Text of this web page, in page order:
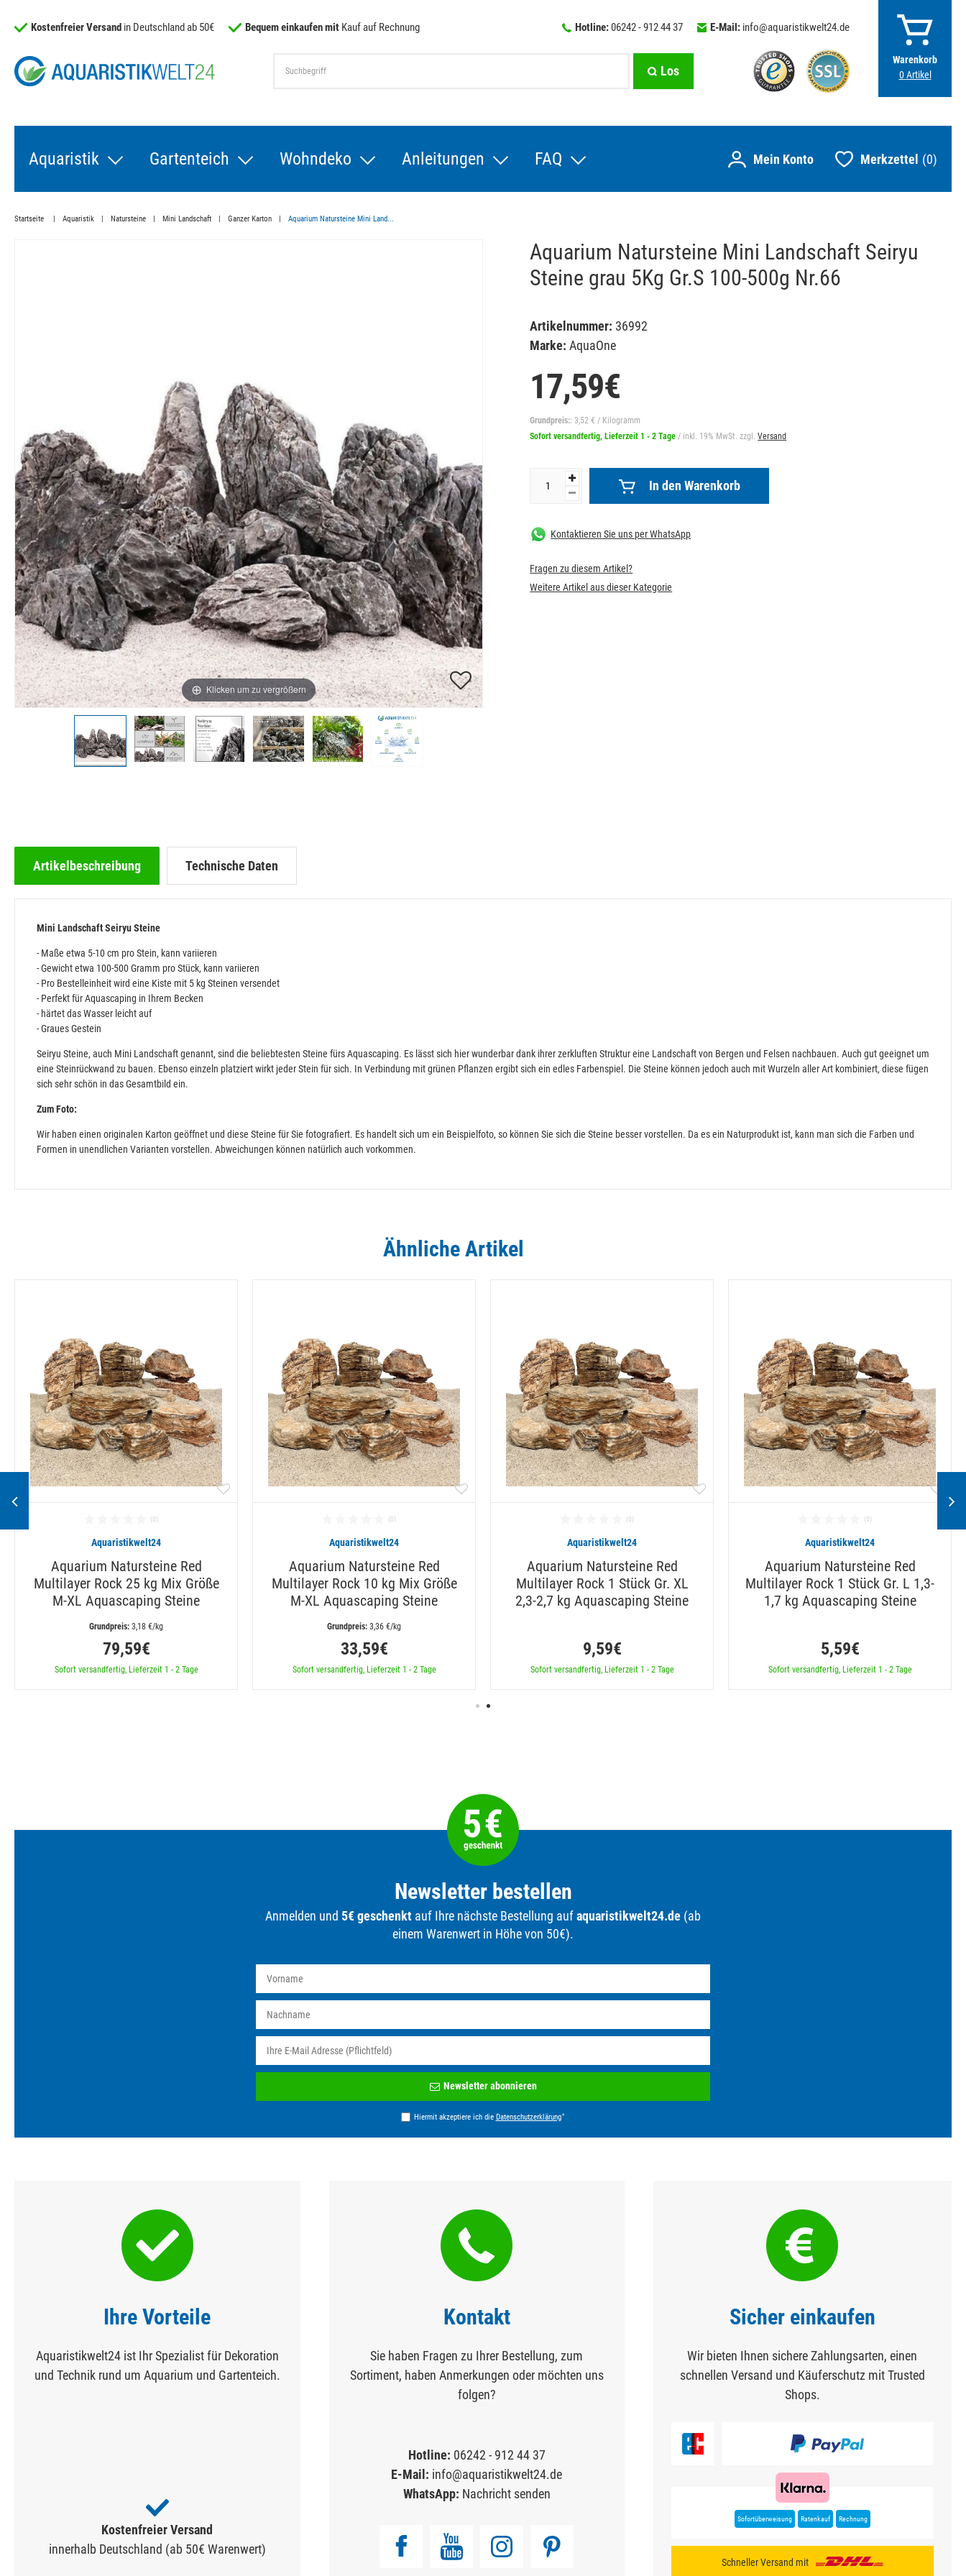
Warenkorb
0 Artikel
Kostenfreier Versand in Deutschland ab 50€ Bequem einkaufen mit Kauf auf Rechnung Hotline:06242 - 912 44 37 E-Mail: info@aquaristikwelt24.de
Los
Aquaristik Gartenteich Wohndeko Anleitungen FAQ Merkzettel 0
Startseite Aquaristik Natursteine Mini Landschaft Ganzer Karton Aquarium Natursteine Mini Land...
Klicken um zu vergrößern
Aquarium Natursteine Mini Landschaft Seiryu
Steine grau 5Kg Gr.S 100-500g Nr.66
Artikelnummer: 36992
Marke: AquaOne
17,59€
Grundpreis:: 3,52 € / Kilogramm
Sofort versandfertig, Lieferzeit 1 - 2 Tage/ inkl. 19% MwSt. zzgl.Versand
In den Warenkorb
Kontaktieren Sie uns per WhatsApp
Fragen zu diesem Artikel?
Weitere Artikel aus dieser Kategorie
Artikelbeschreibung Technische Daten
Mini Landschaft Seiryu Steine
- Maße etwa 5-10 cm pro Stein, kann variieren
- Gewicht etwa 100-500 Gramm pro Stück, kann variieren
- Pro Bestelleinheit wird eine Kiste mit 5 kg Steinen versendet
- Perfekt für Aquascaping in Ihrem Becken
- härtet das Wasser leicht auf
- Graues Gestein
Seiryu Steine, auch Mini Landschaft genannt, sind die beliebtesten Steine fürs Aquascaping. Es lässt sich hier wunderbar dank ihrer zerkluften Struktur eine Landschaft von Bergen und Felsen nachbauen. Auch gut geeignet um
eine Steinrückwand zu bauen. Ebenso einzeln platziert wirkt jeder Stein für sich. In Verbindung mit grünen Pflanzen ergibt sich ein edles Farbenspiel. Die Steine können jedoch auch mit Wurzeln aller Art kombiniert, diese fügen
sich sehr schön in das Gesamtbild ein.
Zum Foto:
Wir haben einen originalen Karton geöffnet und diese Steine für Sie fotografiert. Es handelt sich um ein Beispielfoto, so können Sie sich die Steine besser vorstellen. Da es ein Naturprodukt ist, kann man sich die Farben und
Formen in unendlichen Varianten vorstellen. Abweichungen können natürlich auch vorkommen.
Ähnliche Artikel
Aquaristikwelt24
Aquarium Natursteine Red
Multilayer Rock 25 kg Mix Größe
M-XL Aquascaping Steine
3,18 €/kg
79,59€
Sofort versandfertig, Lieferzeit 1 - 2 Tage
Aquaristikwelt24
Aquarium Natursteine Red
Multilayer Rock 10 kg Mix Größe
M-XL Aquascaping Steine
3,36 €/kg
33,59€
Sofort versandfertig, Lieferzeit 1 - 2 Tage
Aquaristikwelt24
Aquarium Natursteine Red
Multilayer Rock 1 Stück Gr. XL
2,3-2,7 kg Aquascaping Steine
9,59€
Sofort versandfertig, Lieferzeit 1 - 2 Tage
Aquaristikwelt24
Aquarium Natursteine Red
Multilayer Rock 1 Stück Gr. L 1,3-
1,7 kg Aquascaping Steine
5,59€
Sofort versandfertig, Lieferzeit 1 - 2 Tage
Newsletter bestellen
Anmelden und 5€ geschenkt auf Ihre nächste Bestellung aufaquaristikwelt24.de (ab
einem Warenwert in Höhe von 50€).
Newsletter abonnieren
Hiermit akzeptiere ich die Daten­schutz­erklärung*
Ihre Vorteile
Aquaristikwelt24 ist Ihr Spezialist für Dekoration
und Technik rund um Aquarium und Gartenteich.
Kostenfreier Versand
innerhalb Deutschland (ab 50€ Warenwert)
Kontakt
Sie haben Fragen zu Ihrer Bestellung, zum
Sortiment, haben Anmerkungen oder möchten uns
folgen?
Hotline: 06242 - 912 44 37
E-Mail: info@aquaristikwelt24.de
WhatsApp: Nachricht senden
Sicher einkaufen
Wir bieten Ihnen sichere Zahlungsarten, einen
schnellen Versand und Käuferschutz mit Trusted
Shops.
Sofortüberweisung Ratenkauf Rechnung
Schneller Versand mit